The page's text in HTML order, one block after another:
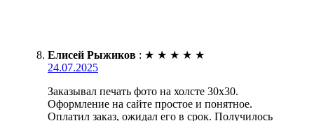
Елисей Рыжиков : ★ ★ ★ ★ ★
24.07.2025
Заказывал печать фото на холсте 30х30.
Оформление на сайте простое и понятное.
Оплатил заказ, ожидал его в срок. Получилось